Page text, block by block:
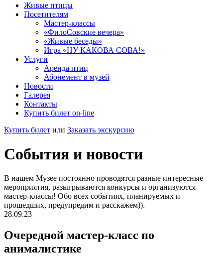
Живые птицы
Посетителям
Мастер-классы
«ФилоСовские вечера»
«Живые беседы»
Игра «НУ КАКОВА СОВА!»
Услуги
Аренда птиц
Абонемент в музей
Новости
Галерея
Контакты
Купить билет on-line
Купить билет или Заказать экскурсию
События и новости
В нашем Музее постоянно проводятся разные интересные
мероприятия, разыгрываются конкурсы и организуются
мастер-классы! Обо всех событиях, планируемых и
прошедших, предупредим и расскажем)).
28.09.23
Очередной мастер-класс по
анималистике